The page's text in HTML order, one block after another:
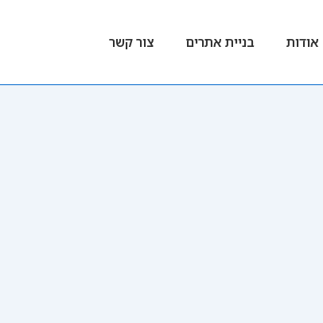
אודות בניית אתרים צור קשר